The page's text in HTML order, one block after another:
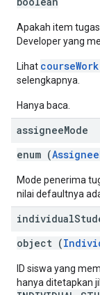
Apakah item
Developer yang
Lihat
selengkapnya.
Hanya baca.
assigneeMode
enum (
Mode penerima
nilai defaultnya
individual
object (
ID siswa yang
hanya ditetapkan